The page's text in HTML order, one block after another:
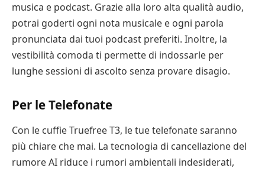
musica e podcast. Grazie alla loro alta qualità audio,
potrai goderti ogni nota musicale e ogni parola
pronunciata dai tuoi podcast preferiti. Inoltre, la
vestibilità comoda ti permette di indossarle per
lunghe sessioni di ascolto senza provare disagio.
Per le Telefonate
Con le cuffie Truefree T3, le tue telefonate saranno
più chiare che mai. La tecnologia di cancellazione del
rumore AI riduce i rumori ambientali indesiderati,